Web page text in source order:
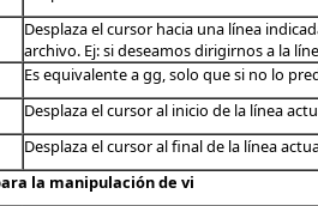
Desplaza el cursor hacia una línea
archivo. Ej: si deseamos dirigirnos a la
Es equivalente a gg, solo que si no lo
Desplaza el cursor al inicio de la línea
Desplaza el cursor al final de la línea
la manipulación de vi